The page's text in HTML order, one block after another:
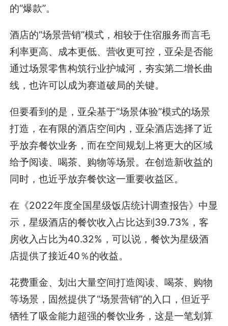
的“爆款”。
酒店的“场景营销”模式，相较于住宿服务而言毛
利率更高、成本更低、营收更可控，亚朵是否能
通过场景零售构筑行业护城河，夯实第二增长曲
线，也许可以成为赛道破局的关键。
但要看到的是，亚朵基于“场景体验”模式的场景
打造，在有限的酒店空间内，亚朵酒店选择了近
乎放弃餐饮业务，而在空间规划上将更大的区域
给予阅读、喝茶、购物等场景。在创造新收益的
同时，也近乎放弃餐饮这一重要收益区。
在《2022年度全国星级饭店统计调查报告》中显
示，星级酒店的餐饮收入占比达到39.73%，客
房收入占比为40.32%，可以说，餐饮为星级酒
店提供了接近40％的收益。
花费重金、划出大量空间打造阅读、喝茶、购物
等场景，固然提供了“场景营销”的入口，但近乎
牺牲了吸金能力超强的餐饮业务，这是一笔划算